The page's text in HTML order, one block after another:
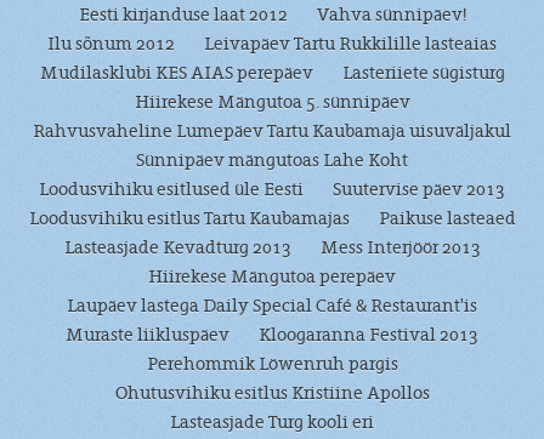
Eesti kirjanduse laat 2012
Vahva sünnipäev!
Ilu sõnum 2012
Leivapäev Tartu Rukkilille lasteaias
Mudilasklubi KES AIAS perepäev
Lasteriiete sügisturg
Hiirekese Mängutoa 5. sünnipäev
Rahvusvaheline Lumepäev Tartu Kaubamaja uisuväljakul
Sünnipäev mängutoas Lahe Koht
Loodusvihiku esitlused üle Eesti
Suutervise päev 2013
Loodusvihiku esitlus Tartu Kaubamajas
Paikuse lasteaed
Lasteasjade Kevadturg 2013
Mess Interjöör 2013
Hiirekese Mängutoa perepäev
Laupäev lastega Daily Special Café & Restaurant'is
Muraste liikluspäev
Kloogaranna Festival 2013
Perehommik Löwenruh pargis
Ohutusvihiku esitlus Kristiine Apollos
Lasteasjade Turg kooli eri